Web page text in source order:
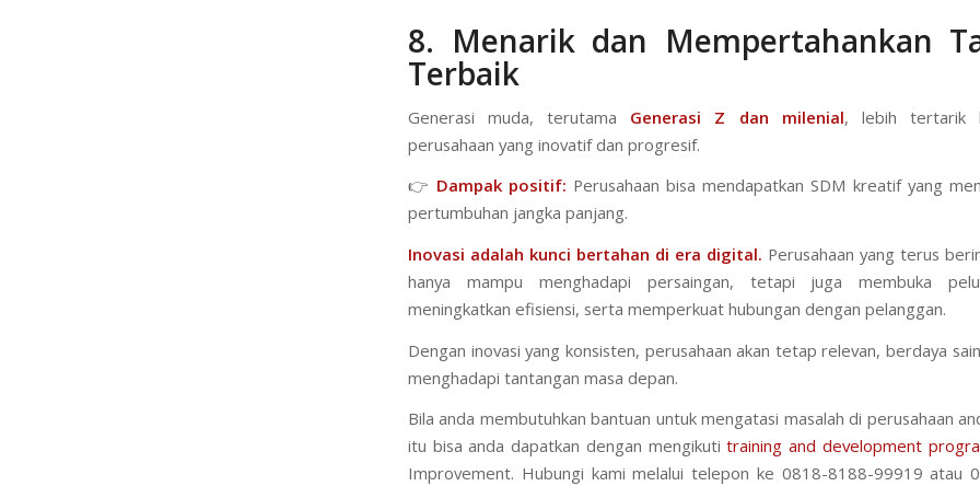
8. Menarik dan Mempertahankan
Terbaik
Generasi muda, terutama Generasi Z dan milenial, lebih tertarik
perusahaan yang inovatif dan progresif.
👉 Dampak positif: Perusahaan bisa mendapatkan SDM kreatif yang
pertumbuhan jangka panjang.
Inovasi adalah kunci bertahan di era digital. Perusahaan yang terus
hanya mampu menghadapi persaingan, tetapi juga membuka
meningkatkan efisiensi, serta memperkuat hubungan dengan pelanggan.
Dengan inovasi yang konsisten, perusahaan akan tetap relevan, berdaya
menghadapi tantangan masa depan.
Bila anda membutuhkan bantuan untuk mengatasi masalah di perusahaan
itu bisa anda dapatkan dengan mengikutitraining and development
Improvement. Hubungi kami melalui telepon ke 0818-8188-99919 atau